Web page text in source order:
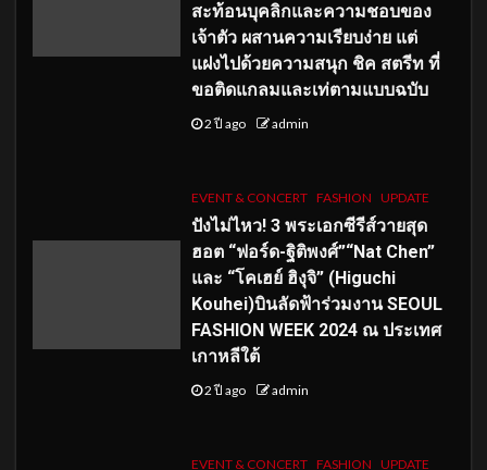
สะท้อนบุคลิกและความชอบของ
เจ้าตัว ผสานความเรียบง่าย แต่
แฝงไปด้วยความสนุก ชิค สตรีท ที่
ขอติดแกลมและเท่ตามแบบฉบับ
2 ปี ago admin
EVENT & CONCERT FASHION UPDATE
ปังไม่ไหว! 3 พระเอกซีรีส์วายสุด
ฮอต “ฟอร์ด-ฐิติพงศ์”“Nat Chen”
และ “โคเฮย์ ฮิงุจิ” (Higuchi
Kouhei)บินลัดฟ้าร่วมงาน SEOUL
FASHION WEEK 2024 ณ ประเทศ
เกาหลีใต้
2 ปี ago admin
EVENT & CONCERT FASHION UPDATE